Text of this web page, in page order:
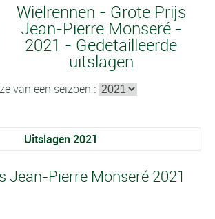
Wielrennen - Grote Prijs
Jean-Pierre Monseré -
2021 - Gedetailleerde
uitslagen
van een seizoen :
Uitslagen 2021
Jean-Pierre Monseré 2021